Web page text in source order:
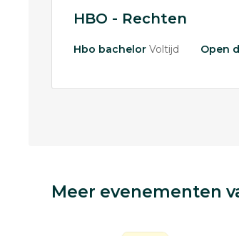
HBO - Rechten
Hbo bachelor Voltijd Open
Meer evenementen